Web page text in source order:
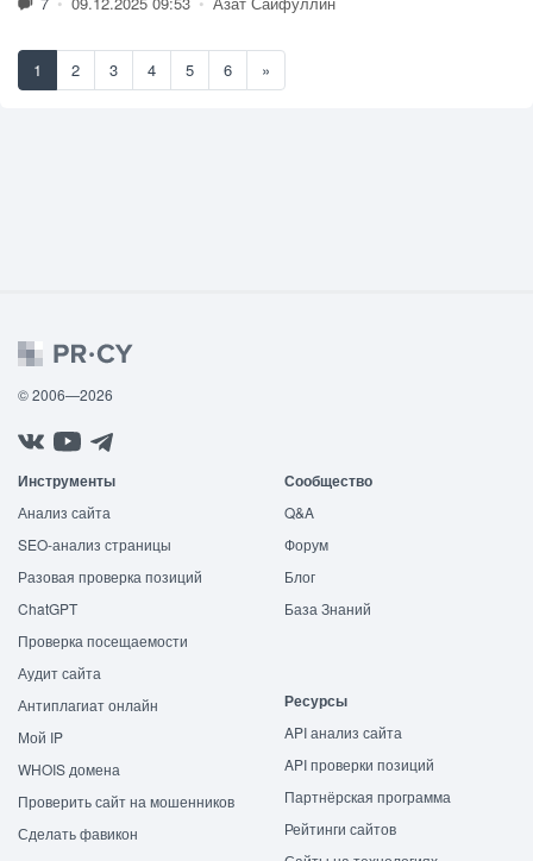
1 2 3 4 5 6 »
© 2006—2026
Инструменты
Анализ сайта
SEO-анализ страницы
Разовая проверка позиций
ChatGPT
Проверка посещаемости
Аудит сайта
Антиплагиат онлайн
Мой IP
WHOIS домена
Проверить сайт на мошенников
Сделать фавикон
Сообщество
Q&A
Форум
Блог
База Знаний
Ресурсы
API анализ сайта
API проверки позиций
Партнёрская программа
Рейтинги сайтов